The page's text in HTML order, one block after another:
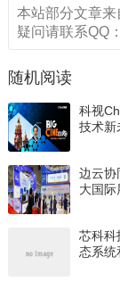
本站部分文章
疑问请联系QQ
随机阅读
科视
技术新
边云协
大国际
芯科科
态系统